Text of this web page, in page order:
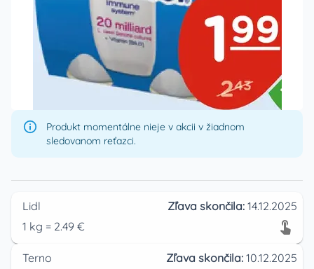
Produkt momentálne nieje v akcii v žiadnom
sledovanom reťazci.
Lidl Zľava skončila: 14.12.2025
1 kg = 2.49 €
Terno Zľava skončila: 10.12.2025